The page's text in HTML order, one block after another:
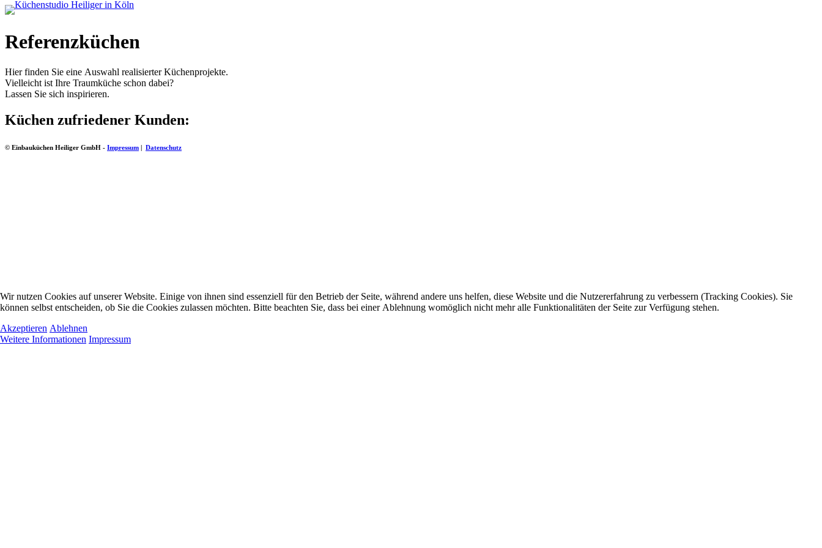
Referenzküchen
Hier finden Sie eine Auswahl realisierter Küchenprojekte.
Vielleicht ist Ihre Traumküche schon dabei?
Lassen Sie sich inspirieren.
Küchen zufriedener Kunden:
© Einbauküchen Heiliger GmbH - Impressum | Datenschutz
Wir nutzen Cookies auf unserer Website. Einige von ihnen sind essenziell für den Betrieb der Seite, während andere uns helfen, diese Website und die Nutzererfahrung zu verbessern (Tracking Cookies). Sie
können selbst entscheiden, ob Sie die Cookies zulassen möchten. Bitte beachten Sie, dass bei einer Ablehnung womöglich nicht mehr alle Funktionalitäten der Seite zur Verfügung stehen.
Akzeptieren Ablehnen
Weitere Informationen Impressum